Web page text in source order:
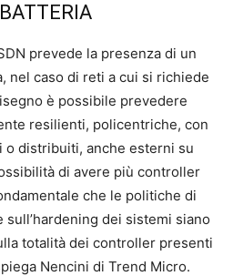
prevede la presenza di un
nel caso di reti a cui si richiede
è possibile prevedere
resilienti, policentriche, con
distribuiti, anche esterni su
di avere più controller
che le politiche di
dei sistemi siano
totalità dei controller presenti
Nencini di Trend Micro.